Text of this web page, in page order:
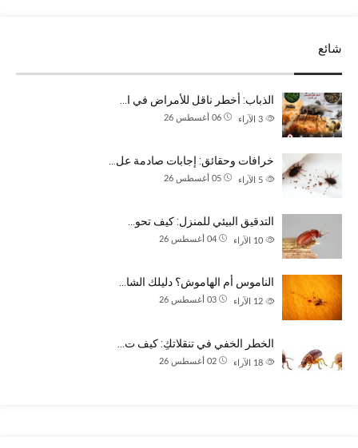
شائع
الذباب: أخطر ناقل للأمراض في ا…
06 أغسطس 26 الآراء
خرافات وحقائق: إجابات صادمة عل…
05 أغسطس 26 الآراء
التدقيق البيئي للمنزل: كيف تحو…
04 أغسطس 26 الآراء
الناموس أم الهاموش؟ دليلك الشا…
03 أغسطس 26 الآراء
الخطر الخفي في تنقلاتكِ: كيف ت…
02 أغسطس 26 الآراء